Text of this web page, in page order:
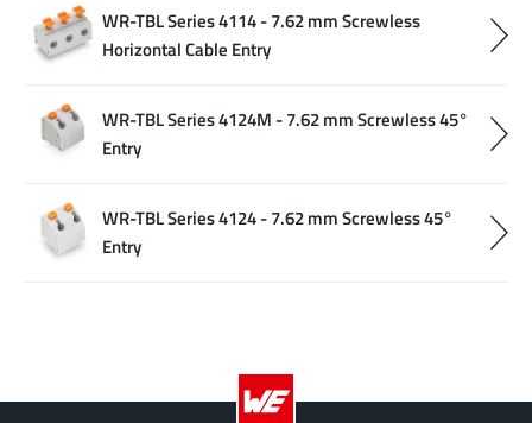
WR-TBL Series 4114 - 7.62 mm Screwless
Horizontal Cable Entry
WR-TBL Series 4124M - 7.62 mm Screwless 45°
Entry
WR-TBL Series 4124 - 7.62 mm Screwless 45°
Entry